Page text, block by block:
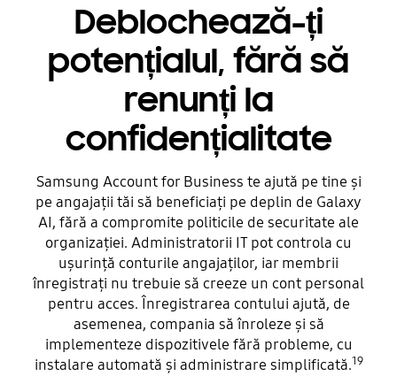
Deblochează-ți
potențialul, fără să
renunți la
confidențialitate
Samsung Account for Business te ajută pe tine și
pe angajații tăi să beneficiați pe deplin de Galaxy
AI, fără a compromite politicile de securitate ale
organizației. Administratorii IT pot controla cu
ușurință conturile angajaților, iar membrii
înregistrați nu trebuie să creeze un cont personal
pentru acces. Înregistrarea contului ajută, de
asemenea, compania să înroleze și să
implementeze dispozitivele fără probleme, cu
instalare automată și administrare simplificată.19